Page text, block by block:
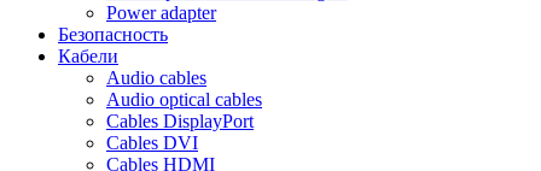
Power adapter
Безопасность
Кабели
Audio cables
Audio optical cables
Cables DisplayPort
Cables DVI
Cables HDMI